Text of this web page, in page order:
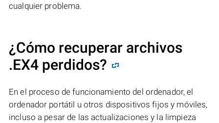
cualquier problema.
¿Cómo recuperar archivos
.EX4 perdidos?
En el proceso de funcionamiento del ordenador, el
ordenador portátil u otros dispositivos fijos y móviles,
incluso a pesar de las actualizaciones y la limpieza